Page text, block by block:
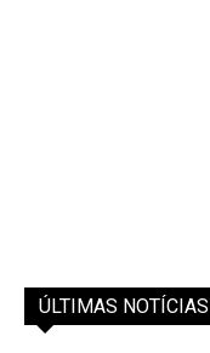
ÚLTIMAS NOTÍCIAS